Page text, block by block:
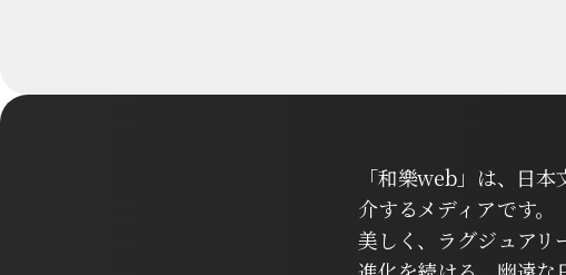
「和樂web」は、日
介するメディアです。
美しく、ラグジュアリ